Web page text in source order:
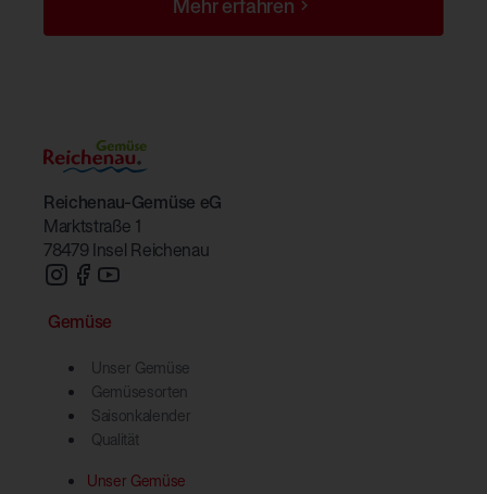
Mehr erfahren
Reichenau-Gemüse eG
Marktstraße 1
78479 Insel Reichenau
Gemüse
Unser Gemüse
Gemüsesorten
Saisonkalender
Qualität
Unser Gemüse